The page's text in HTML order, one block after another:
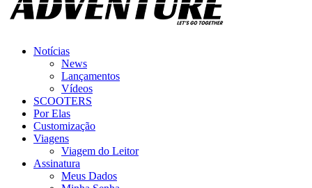
Notícias
News
Lançamentos
Vídeos
SCOOTERS
Por Elas
Customização
Viagens
Viagem do Leitor
Assinatura
Meus Dados